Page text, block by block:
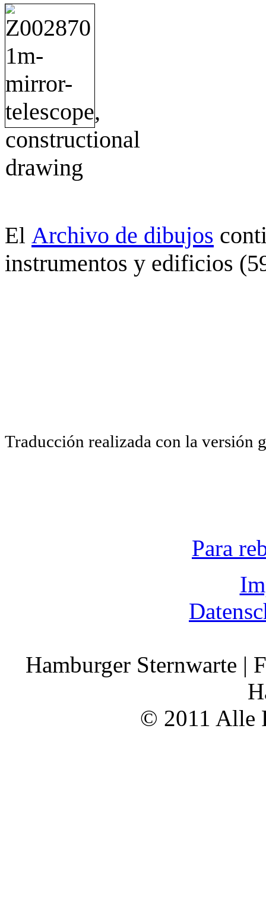
El Archivo de dibujos
instrumentos y edificios
Traducción realizada con la versión
Para
Hamburger Sternwarte |
© 2011 Alle